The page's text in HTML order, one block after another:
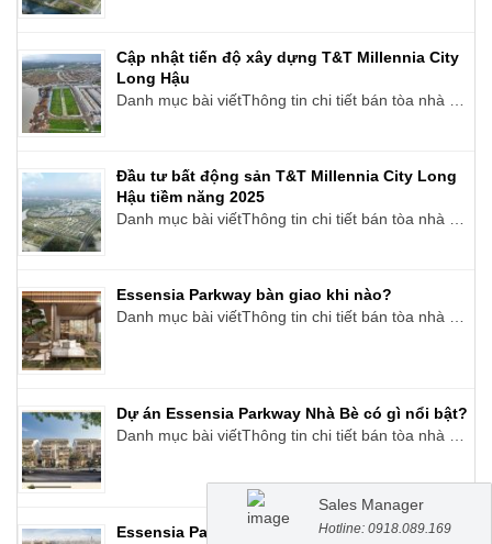
Cập nhật tiến độ xây dựng T&T Millennia City
Long Hậu
Danh mục bài viếtThông tin chi tiết bán tòa nhà …
Đầu tư bất động sản T&T Millennia City Long
Hậu tiềm năng 2025
Danh mục bài viếtThông tin chi tiết bán tòa nhà …
Essensia Parkway bàn giao khi nào?
Danh mục bài viếtThông tin chi tiết bán tòa nhà …
Dự án Essensia Parkway Nhà Bè có gì nổi bật?
Danh mục bài viếtThông tin chi tiết bán tòa nhà …
Essensia Parkway
Sales Manager
Hotline: 0918.089.169